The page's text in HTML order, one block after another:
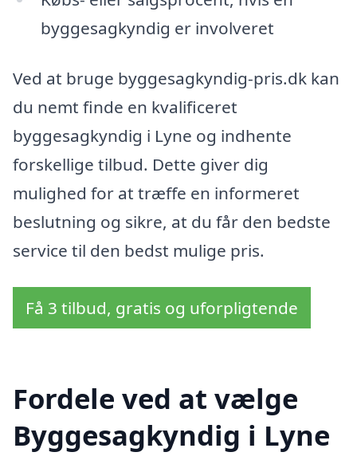
byggesagkyndig er involveret
Ved at bruge byggesagkyndig-pris.dk kan
du nemt finde en kvalificeret
byggesagkyndig i Lyne og indhente
forskellige tilbud. Dette giver dig
mulighed for at træffe en informeret
beslutning og sikre, at du får den bedste
service til den bedst mulige pris.
Få 3 tilbud, gratis og uforpligtende
Fordele ved at vælge
Byggesagkyndig i Lyne